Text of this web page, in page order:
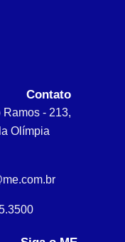
Contato
Ramos - 213,
Olímpia